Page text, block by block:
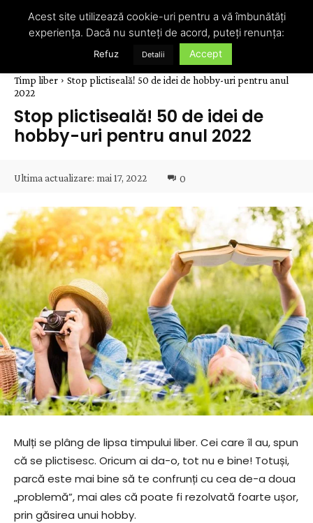
Timp liber
Stop plictiseală! 50 de idei de hobby-uri pentru anul
2022
Stop plictiseală! 50 de idei de
hobby-uri pentru anul 2022
Ultima actualizare: mai 17, 2022 0
Mulți se plâng de lipsa timpului liber. Cei care îl au, spun
că se plictisesc. Oricum ai da-o, tot nu e bine! Totuși,
parcă este mai bine să te confrunți cu cea de-a doua
„problemă”, mai ales că poate fi rezolvată foarte ușor,
prin găsirea unui hobby.
Acest site utilizează cookie-uri pentru a vă îmbunătăți
experiența. Dacă nu sunteți de acord, puteți renunța:
Refuz Detalii Accept